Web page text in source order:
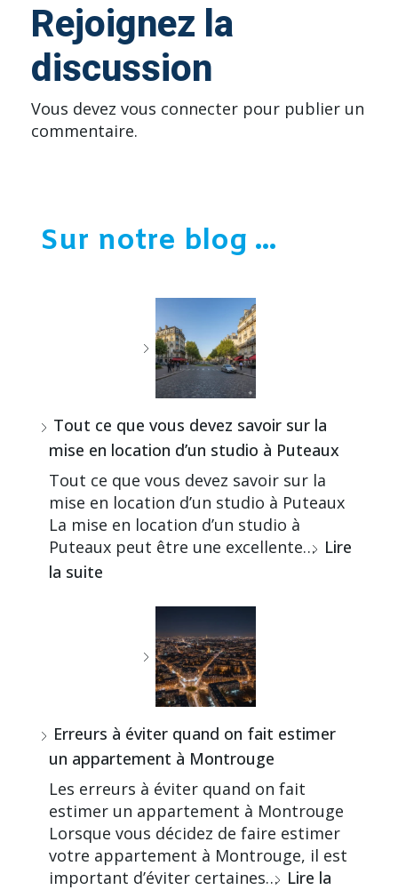
Rejoignez la
discussion
Vous devez vous connecter pour publier un
commentaire.
Sur notre blog ...
Tout ce que vous devez savoir sur la
mise en location d’un studio à Puteaux
Tout ce que vous devez savoir sur la
mise en location d’un studio à Puteaux
La mise en location d’un studio à
Puteaux peut être une excellente… Lire
la suite
Erreurs à éviter quand on fait estimer
un appartement à Montrouge
Les erreurs à éviter quand on fait
estimer un appartement à Montrouge
Lorsque vous décidez de faire estimer
votre appartement à Montrouge, il est
important d’éviter certaines… Lire la